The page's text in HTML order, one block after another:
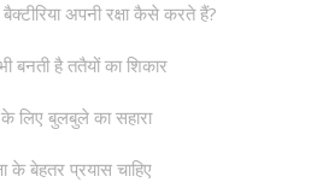
अपनी रक्षा कैसे करते हैं?
बनती है ततैयों का शिकार
लिए बुलबुले का सहारा
के बेहतर प्रयास चाहिए